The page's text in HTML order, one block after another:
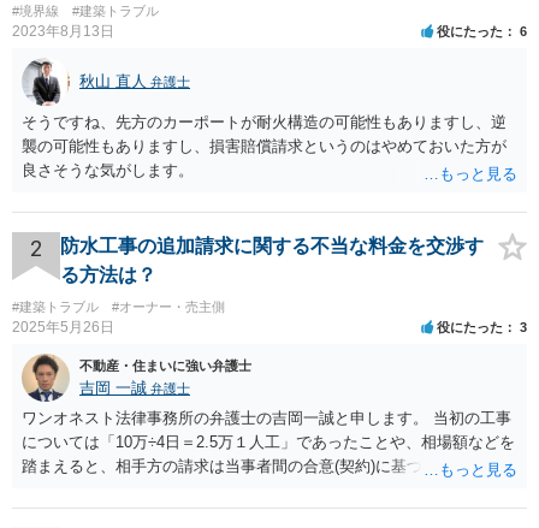
#境界線 #建築トラブル
2023年8月13日 役にたった 6
秋山 直人 弁護士
そうですね、先方のカーポートが耐火構造の可能性もありますし、逆
襲の可能性もありますし、損害賠償請求というのはやめておいた方が
良さそうな気がします。
2
防水工事の追加請求に関する不当な料金を交渉す
る方法は？
#建築トラブル #オーナー・売主側
2025年5月26日 役にたった 3
不動産・住まいに強い弁護士
吉岡 一誠 弁護士
ワンオネスト法律事務所の弁護士の吉岡一誠と申します。 当初の工事
については「10万÷4日＝2.5万１人工」であったことや、相場額などを
踏まえると、相手方の請求は当事者間の合意(契約)に基づかない不当な
か支払う意向がない旨を伝えて、減額の交渉をすべきでしょう。 相手